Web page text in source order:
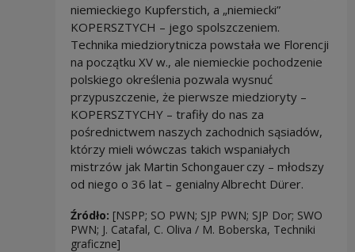
niemieckiego Kupferstich, a „niemiecki”
KOPERSZTYCH – jego spolszczeniem.
Technika miedziorytnicza powstała we Florencji
na początku XV w., ale niemieckie pochodzenie
polskiego określenia pozwala wysnuć
przypuszczenie, że pierwsze miedzioryty –
KOPERSZTYCHY – trafiły do nas za
pośrednictwem naszych zachodnich sąsiadów,
którzy mieli wówczas takich wspaniałych
mistrzów jak Martin Schongauer czy – młodszy
od niego o 36 lat – genialny Albrecht Dürer.
Źródło: [NSPP; SO PWN; SJP PWN; SJP Dor; SWO
PWN; J. Catafal, C. Oliva / M. Boberska, Techniki
graficzne]